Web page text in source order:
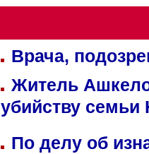
Врача,
Житель
убийству семьи
По делу об